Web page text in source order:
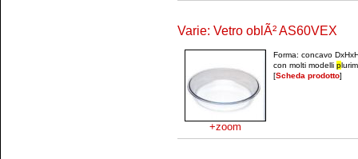
Varie: Vetro oblÃ² AS60VEX
+zoom
Forma: concavo
con molti modelli p
[Scheda prodotto]